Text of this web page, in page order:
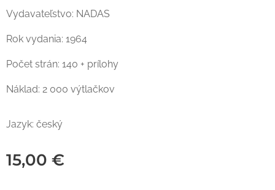
Vydavateľstvo: NADAS
Rok vydania: 1964
Počet strán: 140 + prílohy
Náklad: 2 000 výtlačkov
Jazyk: český
15,00 €